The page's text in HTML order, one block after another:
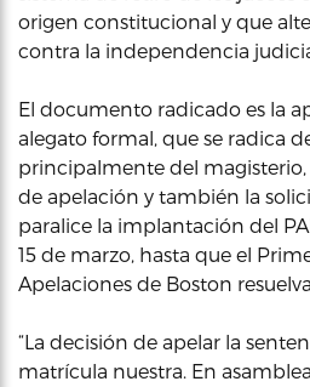
origen constitucional y que
contra la independencia
El documento radicado es la
alegato formal, que se radica
principalmente del
de apelación y también la
paralice la implantación del
15 de marzo, hasta que el
Apelaciones de Boston
“La decisión de apelar la
matrícula nuestra. En